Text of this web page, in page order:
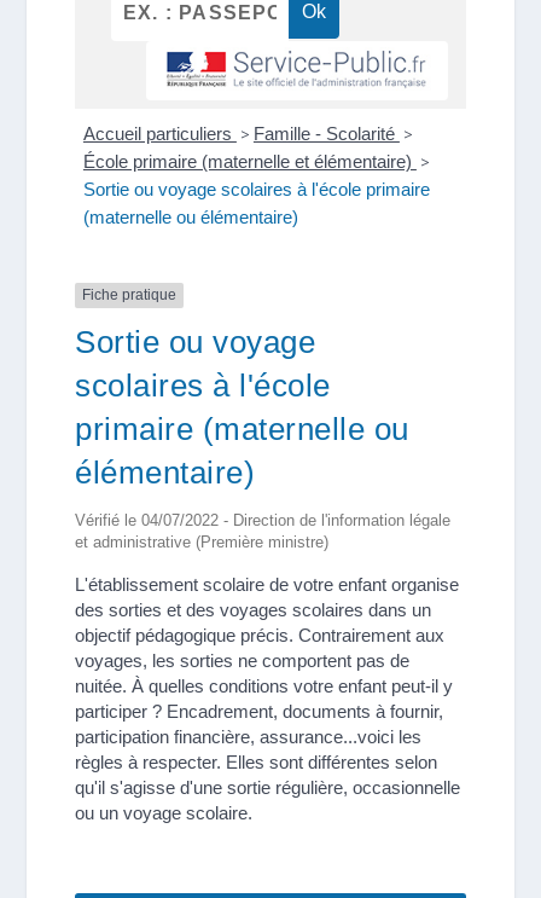
Accueil particuliers > Famille - Scolarité >
École primaire (maternelle et élémentaire) >
Sortie ou voyage scolaires à l'école primaire
(maternelle ou élémentaire)
Fiche pratique
Sortie ou voyage
scolaires à l'école
primaire (maternelle ou
élémentaire)
Vérifié le 04/07/2022 - Direction de l'information légale
et administrative (Première ministre)
L'établissement scolaire de votre enfant organise
des sorties et des voyages scolaires dans un
objectif pédagogique précis. Contrairement aux
voyages, les sorties ne comportent pas de
nuitée. À quelles conditions votre enfant peut-il y
participer ? Encadrement, documents à fournir,
participation financière, assurance...voici les
règles à respecter. Elles sont différentes selon
qu'il s'agisse d'une sortie régulière, occasionnelle
ou un voyage scolaire.